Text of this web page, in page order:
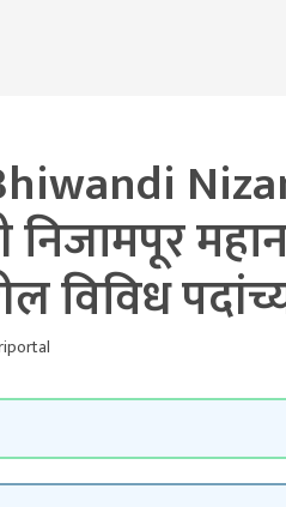
निजामपूर
विविध